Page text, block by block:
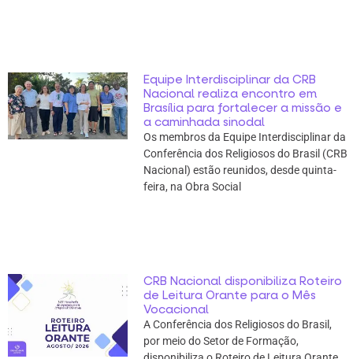
Equipe Interdisciplinar da CRB
Nacional realiza encontro em
Brasília para fortalecer a missão e
a caminhada sinodal
Os membros da Equipe Interdisciplinar da
Conferência dos Religiosos do Brasil (CRB
Nacional) estão reunidos, desde quinta-
feira, na Obra Social
CRB Nacional disponibiliza Roteiro
de Leitura Orante para o Mês
Vocacional
A Conferência dos Religiosos do Brasil,
por meio do Setor de Formação,